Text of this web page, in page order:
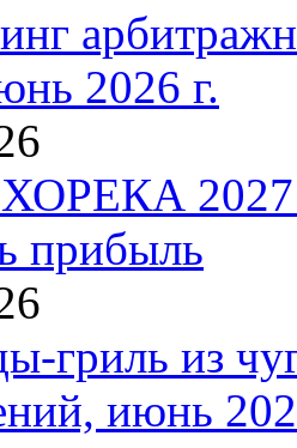
2026 г.
2027:
прибыль
гриль из
июнь